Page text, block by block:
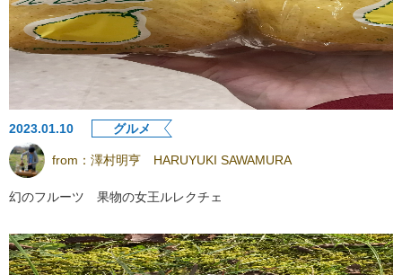
2023.01.10 グルメ
from： 澤村明亨 HARUYUKI SAWAMURA
幻のフルーツ 果物の女王ルレクチェ